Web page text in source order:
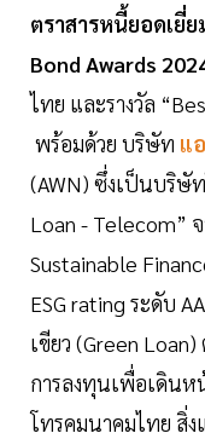
ตราสารหนี้ยอดเยี่
Bond Awards
ไทย และรางวัล
พร้อมด้วย บริษัท แ
(AWN) ซึ่งเป็นบริษั
Loan - Telecom”
Sustainable
ESG rating ระดับ
เขียว (Green
การลงทุนเพื่อเดินห
โทรคมนาคมไทย สิ่ง